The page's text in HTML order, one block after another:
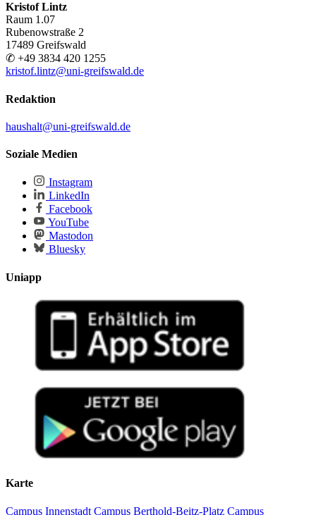
Kristof Lintz
Raum 1.07
Rubenowstraße 2
17489 Greifswald
✆ +49 3834 420 1255
kristof.lintz@uni-greifswald.de
Redaktion
haushalt@uni-greifswald.de
Soziale Medien
Instagram
LinkedIn
Facebook
YouTube
Mastodon
Bluesky
Uniapp
Karte
Campus Innenstadt Campus Berthold-Beitz-Platz Campus